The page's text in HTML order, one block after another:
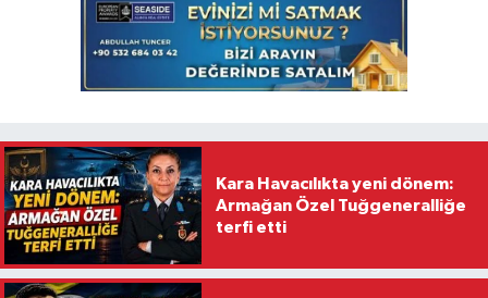
Kara Havacılıkta yeni dönem:
Armağan Özel Tuğgeneralliğe
terfi etti